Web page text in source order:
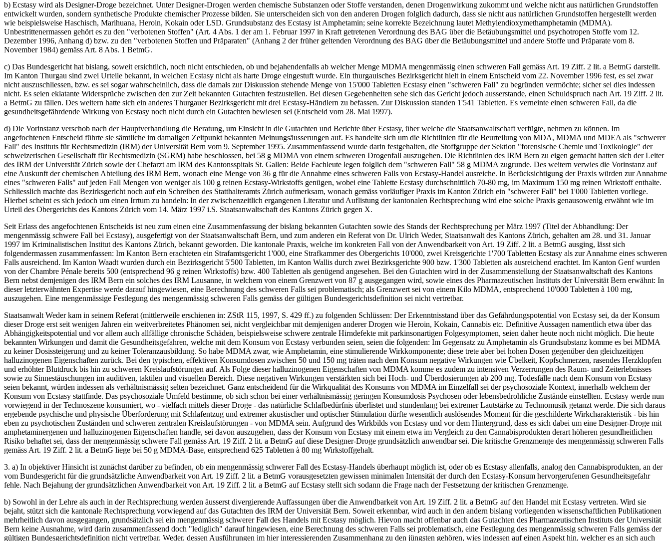
b) Ecstasy wird als Designer-Droge bezeichnet. Unter Designer-Drogen werden chemische Substanzen oder Stoffe verstanden, denen Drogenwirkung zukommt und welche nicht aus natürlichen Grundstoffen
entwickelt wurden, sondern synthetische Produkte chemischer Prozesse bilden. Sie unterscheiden sich von den anderen Drogen folglich dadurch, dass sie nicht aus natürlichen Grundstoffen hergestellt werden
wie beispielsweise Haschisch, Marihuana, Heroin, Kokain oder LSD. Grundsubstanz des Ecstasy ist Amphetamin; seine korrekte Bezeichnung lautet Methylendioxymethamphetamin (MDMA).
Unbestrittenermassen gehört es zu den "verbotenen Stoffen" (Art. 4 Abs. 1 der am 1. Februar 1997 in Kraft getretenen Verordnung des BAG über die Betäubungsmittel und psychotropen Stoffe vom 12.
Dezember 1996, Anhang d) bzw. zu den "verbotenen Stoffen und Präparaten" (Anhang 2 der früher geltenden Verordnung des BAG über die Betäubungsmittel und andere Stoffe und Präparate vom 8.
November 1984) gemäss Art. 8 Abs. 1 BetmG.
c) Das Bundesgericht hat bislang, soweit ersichtlich, noch nicht entschieden, ob und bejahendenfalls ab welcher Menge MDMA mengenmässig einen schweren Fall gemäss Art. 19 Ziff. 2 lit. a BetmG darstellt.
Im Kanton Thurgau sind zwei Urteile bekannt, in welchen Ecstasy nicht als harte Droge eingestuft wurde. Ein thurgauisches Bezirksgericht hielt in einem Entscheid vom 22. November 1996 fest, es sei zwar
nicht auszuschliessen, bzw. es sei sogar wahrscheinlich, dass die damals zur Diskussion stehende Menge von 15'000 Tabletten Ecstasy einen "schweren Fall" zu begründen vermöchte; sicher sei dies indessen
nicht. Es seien eklatante Widersprüche zwischen den zur Zeit bekannten Gutachten festzustellen. Bei diesen Gegebenheiten sehe sich das Gericht jedoch ausserstande, einen Schuldspruch nach Art. 19 Ziff. 2 lit.
a BetmG zu fällen. Des weitern hatte sich ein anderes Thurgauer Bezirksgericht mit drei Ecstasy-Händlern zu befassen. Zur Diskussion standen 1'541 Tabletten. Es verneinte einen schweren Fall, da die
gesundheitsgefährdende Wirkung von Ecstasy noch nicht durch ein Gutachten bewiesen sei (Entscheid vom 28. Mai 1997).
d) Die Vorinstanz verschob nach der Hauptverhandlung die Beratung, um Einsicht in die Gutachten und Berichte über Ecstasy, über welche die Staatsanwaltschaft verfügte, nehmen zu können. Im
angefochtenen Entscheid führte sie sämtliche im damaligen Zeitpunkt bekannten Meinungsäusserungen auf. Es handelte sich um die Richtlinien für die Beurteilung von MDA, MDMA und MDEA als "schwerer
Fall" des Instituts für Rechtsmedizin (IRM) der Universität Bern vom 9. September 1995. Zusammenfassend wurde darin festgehalten, die Stoffgruppe der Sektion "forensische Chemie und Toxikologie" der
schweizerischen Gesellschaft für Rechtsmedizin (SGRM) habe beschlossen, bei 58 g MDMA von einem schweren Drogenfall auszugehen. Die Richtlinien des IRM Bern zu eigen gemacht hatten sich der Leiter
des IRM der Universität Zürich sowie der Chefarzt am IRM des Kantonsspitals St. Gallen: Beide Fachleute legen folglich dem "schweren Fall" 58 g MDMA zugrunde. Des weitern verwies die Vorinstanz auf
eine Auskunft der chemischen Abteilung des IRM Bern, wonach eine Menge von 36 g für die Annahme eines schweren Falls von Ecstasy-Handel ausreiche. In Berücksichtigung der Praxis würden zur Annahme
eines "schweren Falls" auf jeden Fall Mengen von weniger als 100 g reinen Ecstasy-Wirkstoffs genügen, wobei eine Tablette Ecstasy durchschnittlich 70-80 mg, im Maximum 150 mg reinen Wirkstoff enthalte.
Schliesslich machte das Bezirksgericht noch auf ein Schreiben des Statthalteramts Zürich aufmerksam, wonach gemäss vorläufiger Praxis im Kanton Zürich ein "schwerer Fall" bei 1'000 Tabletten vorliege.
Hierbei scheint es sich jedoch um einen Irrtum zu handeln: In der zwischenzeitlich ergangenen Literatur und Auflistung der kantonalen Rechtsprechung wird eine solche Praxis genausowenig erwähnt wie im
Urteil des Obergerichts des Kantons Zürich vom 14. März 1997 i.S. Staatsanwaltschaft des Kantons Zürich gegen X.
Seit Erlass des angefochtenen Entscheids ist neu zum einen eine Zusammenfassung der bislang bekannten Gutachten sowie des Stands der Rechtsprechung per März 1997 (Titel der Abhandlung: Der
mengenmässig schwere Fall bei Ecstasy), ausgefertigt von der Staatsanwaltschaft Bern, und zum anderen ein Referat von Dr. Ulrich Weder, Staatsanwalt des Kantons Zürich, gehalten am 28. und 31. Januar
1997 im Kriminalistischen Institut des Kantons Zürich, bekannt geworden. Die kantonale Praxis, welche im konkreten Fall von der Anwendbarkeit von Art. 19 Ziff. 2 lit. a BetmG ausging, lässt sich
folgendermassen zusammenfassen: Im Kanton Bern erachteten ein Strafamtsgericht 1'000, eine Strafkammer des Obergerichts 10'000, zwei Kreisgerichte 1'700 Tabletten Ecstasy als zur Annahme eines schweren
Falls ausreichend. Im Kanton Waadt wurden durch ein Bezirksgericht 5'500 Tabletten, im Kanton Wallis durch zwei Bezirksgerichte 900 bzw. 1'300 Tabletten als ausreichend erachtet. Im Kanton Genf wurden
von der Chambre Pénale bereits 500 (entsprechend 96 g reinen Wirkstoffs) bzw. 400 Tabletten als genügend angesehen. Bei den Gutachten wird in der Zusammenstellung der Staatsanwaltschaft des Kantons
Bern nebst demjenigen des IRM Bern ein solches des IRM Lausanne, in welchem von einem Grenzwert von 87 g ausgegangen wird, sowie eines des Pharmazeutischen Instituts der Universität Bern erwähnt: In
dieser letzterwähnten Expertise werde darauf hingewiesen, eine Berechnung des schweren Falls sei problematisch; als Grenzwert sei von einem Kilo MDMA, entsprechend 10'000 Tabletten à 100 mg,
auszugehen. Eine mengenmässige Festlegung des mengenmässig schweren Falls gemäss der gültigen Bundesgerichtsdefinition sei nicht vertretbar.
Staatsanwalt Weder kam in seinem Referat (mittlerweile erschienen in: ZStR 115, 1997, S. 429 ff.) zu folgenden Schlüssen: Der Erkenntnisstand über das Gefährdungspotential von Ecstasy sei, da der Konsum
dieser Droge erst seit wenigen Jahren ein weitverbreitetes Phänomen sei, nicht vergleichbar mit demjenigen anderer Drogen wie Heroin, Kokain, Cannabis etc. Definitive Aussagen namentlich etwa über das
Abhängigkeitspotential und vor allem auch allfällige chronische Schäden, beispielsweise schwere zentrale Hirndefekte mit parkinsonartigen Folgesymptomen, seien daher heute noch nicht möglich. Die heute
bekannten Wirkungen und damit die Gesundheitsgefahren, welche mit dem Konsum von Ecstasy verbunden seien, seien die folgenden: Im Gegensatz zu Amphetamin als Grundsubstanz komme es bei MDMA
zu keiner Dosissteigerung und zu keiner Toleranzausbildung. So habe MDMA zwar, wie Amphetamin, eine stimulierende Wirkkomponente; diese trete aber bei hohen Dosen gegenüber den gleichzeitigen
halluzinogenen Eigenschaften zurück. Bei den typischen, effektiven Konsumdosen zwischen 50 und 150 mg träten nach dem Konsum negative Wirkungen wie Übelkeit, Kopfschmerzen, rasendes Herzklopfen
und erhöhter Blutdruck bis hin zu schweren Kreislaufstörungen auf. Als Folge dieser halluzinogenen Eigenschaften von MDMA komme es zudem zu intensiven Verzerrungen des Raum- und Zeiterlebnisses
sowie zu Sinnestäuschungen im auditiven, taktilen und visuellen Bereich. Diese negativen Wirkungen verstärkten sich bei Hoch- und Überdosierungen ab 200 mg. Todesfälle nach dem Konsum von Ecstasy
seien bekannt, würden indessen als verhältnismässig selten bezeichnet. Ganz entscheidend für die Wirkqualität des Konsums von MDMA im Einzelfall sei der psychosoziale Kontext, innerhalb welchem der
Konsum von Ecstasy stattfinde. Das psychosoziale Umfeld bestimme, ob sich schon bei einer verhältnismässig geringen Konsumdosis Psychosen oder lebensbedrohliche Zustände einstellten. Ecstasy werde nun
vorwiegend in der Technoszene konsumiert, wo - vielfach mittels dieser Droge - das natürliche Schlafbedürfnis überlistet und stundenlang bei extremer Lautstärke zu Technomusik getanzt werde. Die sich daraus
ergebende psychische und physische Überforderung mit Schlafentzug und extremer akustischer und optischer Stimulation dürfte wesentlich auslösendes Moment für die geschilderte Wirkcharakteristik - bis hin
eben zu psychotischen Zuständen und schweren zentralen Kreislaufstörungen - von MDMA sein. Aufgrund des Wirkbilds von Ecstasy und vor dem Hintergrund, dass es sich dabei um eine Designer-Droge mit
amphetaminergenen und halluzinogenen Eigenschaften handle, sei davon auszugehen, dass der Konsum von Ecstasy mit einem etwa im Vergleich zu den Cannabisprodukten derart höheren gesundheitlichen
Risiko behaftet sei, dass der mengenmässig schwere Fall gemäss Art. 19 Ziff. 2 lit. a BetmG auf diese Designer-Droge grundsätzlich anwendbar sei. Die kritische Grenzmenge des mengenmässig schweren Falls
gemäss Art. 19 Ziff. 2 lit. a BetmG liege bei 50 g MDMA-Base, entsprechend 625 Tabletten à 80 mg Wirkstoffgehalt.
3. a) In objektiver Hinsicht ist zunächst darüber zu befinden, ob ein mengenmässig schwerer Fall des Ecstasy-Handels überhaupt möglich ist, oder ob es Ecstasy allenfalls, analog den Cannabisprodukten, an der
vom Bundesgericht für die grundsätzliche Anwendbarkeit von Art. 19 Ziff. 2 lit. a BetmG vorausgesetzten gewissen minimalen Intensität der durch den Ecstasy-Konsum hervorgerufenen Gesundheitsgefahr
fehle. Nach Bejahung der grundsätzlichen Anwendbarkeit von Art. 19 Ziff. 2 lit. a BetmG auf Ecstasy stellt sich sodann die Frage nach der Festsetzung der kritischen Grenzmenge.
b) Sowohl in der Lehre als auch in der Rechtsprechung werden äusserst divergierende Auffassungen über die Anwendbarkeit von Art. 19 Ziff. 2 lit. a BetmG auf den Handel mit Ecstasy vertreten. Wird sie
bejaht, stützt sich die kantonale Rechtsprechung vorwiegend auf das Gutachten des IRM der Universität Bern. Soweit erkennbar, wird auch in den andern bislang vorliegenden wissenschaftlichen Publikationen
mehrheitlich davon ausgegangen, grundsätzlich sei ein mengenmässig schwerer Fall des Handels mit Ecstasy möglich. Hievon macht offenbar auch das Gutachten des Pharmazeutischen Instituts der Universität
Bern keine Ausnahme, wird darin zusammenfassend doch "lediglich" darauf hingewiesen, eine Berechnung des schweren Falls sei problematisch, eine Festlegung des mengenmässig schweren Falls gemäss der
gültigen Bundesgerichtsdefinition nicht vertretbar. Weder, dessen Ausführungen im hier interessierenden Zusammenhang zu den jüngsten gehören, wies indessen auf einen Aspekt hin, welcher es an sich auch